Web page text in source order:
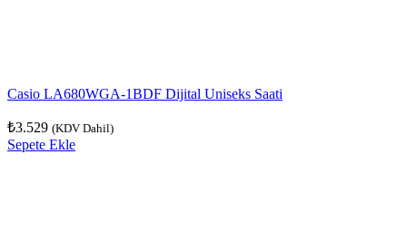
Casio LA680WGA-1BDF Dijital Uniseks Saati
₺3.529 (KDV Dahil)
Sepete Ekle